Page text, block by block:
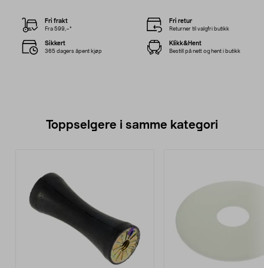
Fri frakt
Fra 599,–*
Fri retur
Returner til valgfri butikk
Sikkert
365 dagers åpent kjøp
Klikk&Hent
Bestill på nett og hent i butikk
Toppselgere i samme kategori